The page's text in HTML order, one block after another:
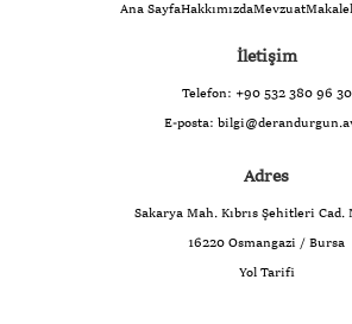
Ana SayfaHakkımızdaMevzuat
İletişim
Telefon: +90 532 380 96 30
E-posta:
Adres
Sakarya Mah. Kıbrıs Şehitleri Cad.
16220 Osmangazi / Bursa
Yol Tarifi